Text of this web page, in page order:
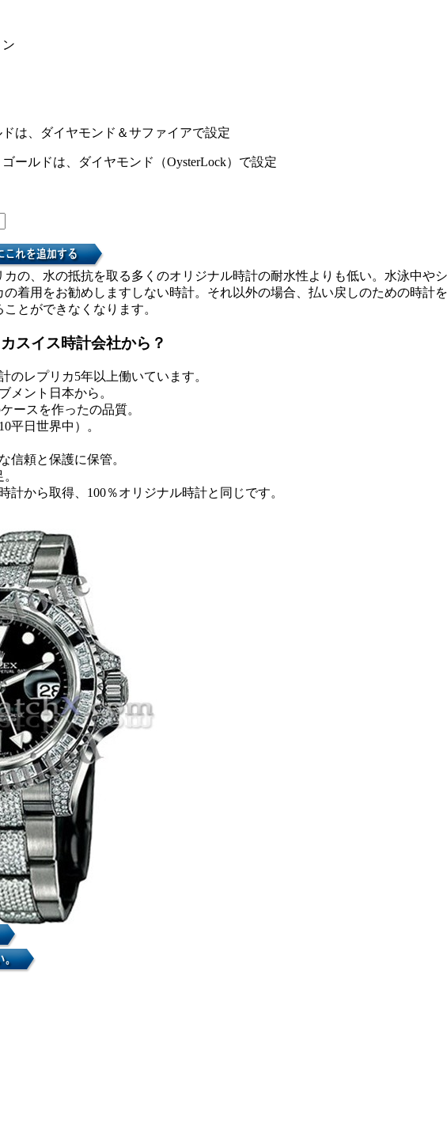
は、ダイヤモンド＆サファイアで設定
ールドは、ダイヤモンド（OysterLock）で設定
カの、水の抵抗を取る多くのオリジナル時計の耐水性よりも低い。水泳中や
着用をお勧めしますしない時計。それ以外の場合、払い戻しのための時計
とができなくなります。
スイス時計会社から？
のレプリカ5年以上働いています。
メント日本から。
ースを作ったの品質。
平日世界中）。
信頼と保護に保管。
計から取得、100％オリジナル時計と同じです。